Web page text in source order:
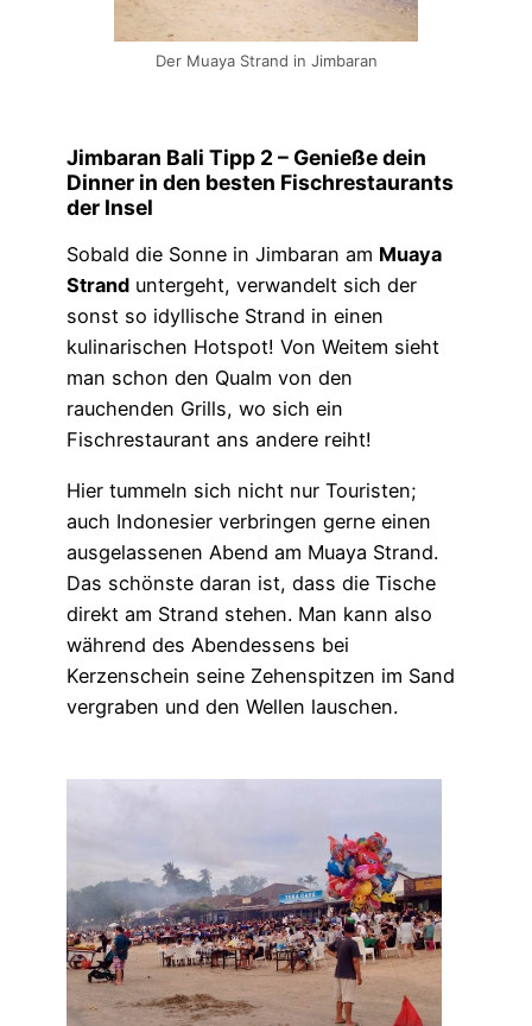
Der Muaya Strand in Jimbaran
Jimbaran Bali Tipp 2 – Genieße dein
Dinner in den besten Fischrestaurants
der Insel
Sobald die Sonne in Jimbaran am Muaya
Strand untergeht, verwandelt sich der
sonst so idyllische Strand in einen
kulinarischen Hotspot! Von Weitem sieht
man schon den Qualm von den
rauchenden Grills, wo sich ein
Fischrestaurant ans andere reiht!
Hier tummeln sich nicht nur Touristen;
auch Indonesier verbringen gerne einen
ausgelassenen Abend am Muaya Strand.
Das schönste daran ist, dass die Tische
direkt am Strand stehen. Man kann also
während des Abendessens bei
Kerzenschein seine Zehenspitzen im Sand
vergraben und den Wellen lauschen.